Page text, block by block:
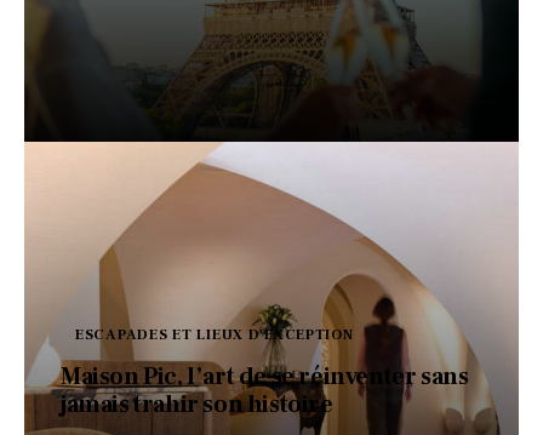
ESCAPADES ET LIEUX D'EXCEPTION
Maison Pic, l’art de se réinventer sans
jamais trahir son histoire